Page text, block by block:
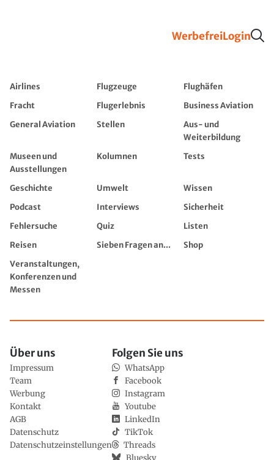
WerbefreiLogin
Airlines Flugzeuge
Flughäfen
Fracht
Flugerlebnis
Business Aviation
General Aviation
Stellen
Aus- und
Weiterbildung
Museen und
Ausstellungen
Kolumnen Tests
Geschichte Umwelt
Wissen
Podcast
Interviews
Sicherheit
Fehlersuche
Quiz
Listen
Reisen
Sieben Fragen an...
Shop
Veranstaltungen,
Konferenzen und
Messen
Über uns
Impressum
Team
Werbung
Kontakt
AGB
Datenschutz
Datenschutzeinstellungen
Folgen Sie uns
WhatsApp
Facebook
Instagram
Youtube
LinkedIn
TikTok
Threads
Bluesky